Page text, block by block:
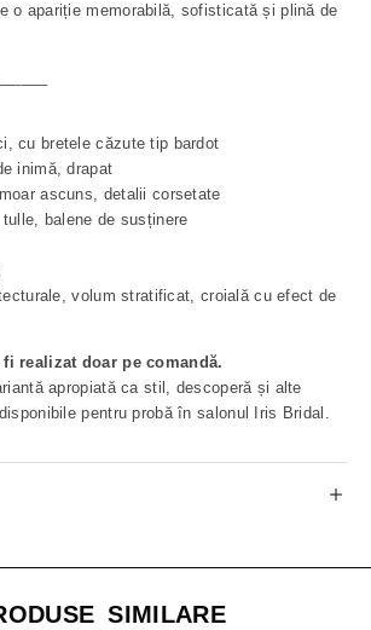
o apariție memorabilă, sofisticată și plină de
cu bretele căzute tip bardot
inimă, drapat
ascuns, detalii corsetate
balene de susținere
volum stratificat, croială cu efect de
realizat doar pe comandă.
apropiată ca stil, descoperă și alte
pentru probă în salonul Iris Bridal.
SIMILARE